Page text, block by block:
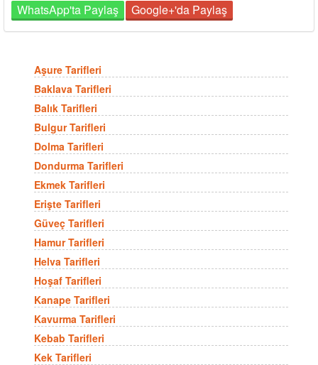
WhatsApp'ta Paylaş
Google+'da Paylaş
Aşure Tarifleri
Baklava Tarifleri
Balık Tarifleri
Bulgur Tarifleri
Dolma Tarifleri
Dondurma Tarifleri
Ekmek Tarifleri
Erişte Tarifleri
Güveç Tarifleri
Hamur Tarifleri
Helva Tarifleri
Hoşaf Tarifleri
Kanape Tarifleri
Kavurma Tarifleri
Kebab Tarifleri
Kek Tarifleri